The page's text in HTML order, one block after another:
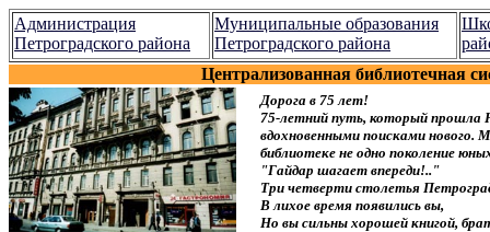
Администрация
Петроградского района
Муниципальные образования
Петроградского района
Дорога в 75 лет!
75-летний путь, который
вдохновенными поисками нового.
библиотеке не одно поколение
"Гайдар шагает впереди!.."
Три четверти столетья
В лихое время появились вы,
Но вы сильны хорошей книгой,
Централизованная библиотечная